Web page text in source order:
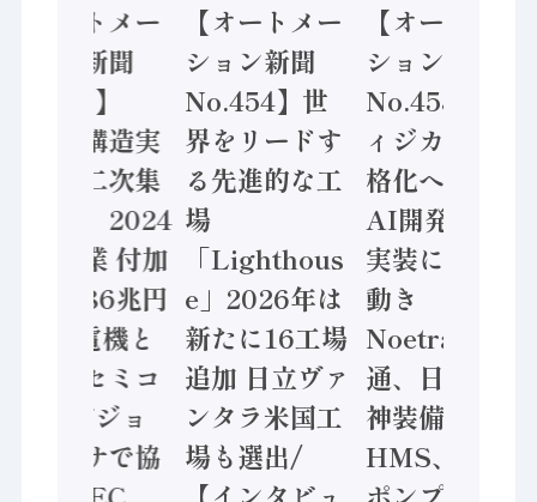
【オートメー
ション新聞
No.455】
「経済構造実
態調査二次集
計結果」2024
年製造業 付加
価値額86兆円
/ 三菱電機と
ソニーセミコ
ン AIビジョ
ンセンサで協
【オートメー
ション新聞
No.454】世
界をリードす
る先進的な工
場
「Lighthous
e」2026年は
新たに16工場
追加 日立ヴァ
ンタラ米国工
場も選出/
【オートメー
ション新聞
No.453】フ
ィジカルAI本
格化へ 国産
AI開発や社会
実装に活発な
動き
Noetra、富士
通、日立 / 兵
神装備 ×
HMS、老舗